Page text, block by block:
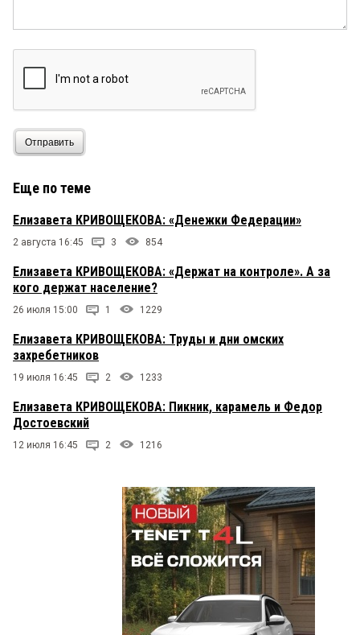
Отправить
Еще по теме
Елизавета КРИВОЩЕКОВА: «Денежки Федерации»
2 августа 16:45 3 854
Елизавета КРИВОЩЕКОВА: «Держат на контроле». А за
кого держат население?
26 июля 15:00 1 1229
Елизавета КРИВОЩЕКОВА: Труды и дни омских
захребетников
19 июля 16:45 2 1233
Елизавета КРИВОЩЕКОВА: Пикник, карамель и Федор
Достоевский
12 июля 16:45 2 1216